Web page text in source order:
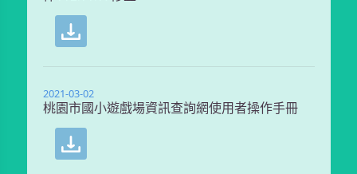
2021-03-02
桃園市國小遊戲場資訊查詢網使用者操作手冊